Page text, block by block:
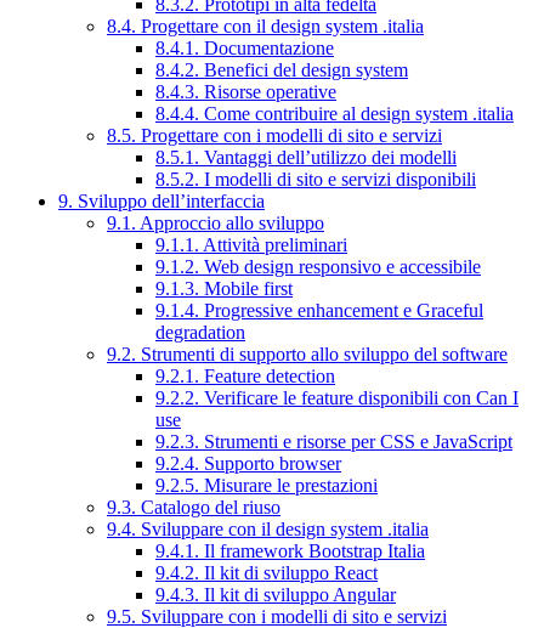
8.3.2. Prototipi in alta fedeltà
8.4. Progettare con il design system .italia
8.4.1. Documentazione
8.4.2. Benefici del design system
8.4.3. Risorse operative
8.4.4. Come contribuire al design system .italia
8.5. Progettare con i modelli di sito e servizi
8.5.1. Vantaggi dell’utilizzo dei modelli
8.5.2. I modelli di sito e servizi disponibili
9. Sviluppo dell’interfaccia
9.1. Approccio allo sviluppo
9.1.1. Attività preliminari
9.1.2. Web design responsivo e accessibile
9.1.3. Mobile first
9.1.4. Progressive enhancement e Graceful
degradation
9.2. Strumenti di supporto allo sviluppo del software
9.2.1. Feature detection
9.2.2. Verificare le feature disponibili con Can I
use
9.2.3. Strumenti e risorse per CSS e JavaScript
9.2.4. Supporto browser
9.2.5. Misurare le prestazioni
9.3. Catalogo del riuso
9.4. Sviluppare con il design system .italia
9.4.1. Il framework Bootstrap Italia
9.4.2. Il kit di sviluppo React
9.4.3. Il kit di sviluppo Angular
9.5. Sviluppare con i modelli di sito e servizi